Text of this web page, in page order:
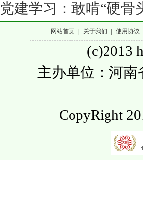
党建学习：敢啃“硬骨
网站首页 关于我们 使用协议
(c)2013
主办单位：河南
CopyRight